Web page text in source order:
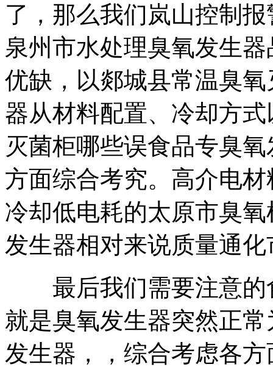
了，那么我们岚山控制报
泉州市水处理臭氧发生器
优缺， 以郯城县常温臭氧
器从材料配置、冷却方
灭菌柜哪些误食品专臭
方面综合考究。高介电
冷却低电耗的太原市臭氧
发生器相对来说质量通化
最后我们需要注意的
就是臭氧发生器突然正
发生器，
，综合考虑各